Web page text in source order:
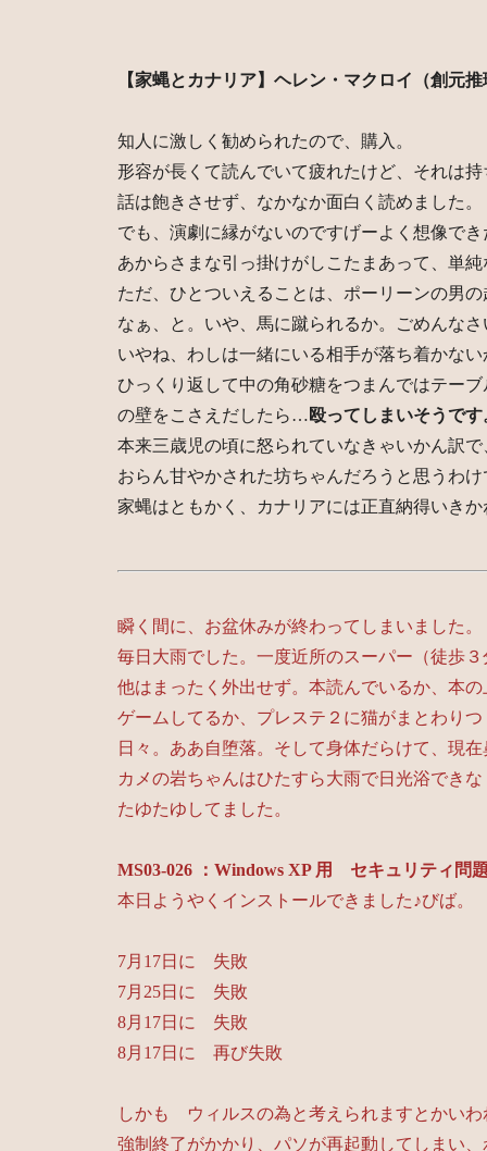
【家蝿とカナリア】ヘレン・マクロイ（創元
知人に激しく勧められたので、購入。
形容が長くて読んでいて疲れたけど、それは
話は飽きさせず、なかなか面白く読めました。
でも、演劇に縁がないのですげーよく想像で
あからさまな引っ掛けがしこたまあって、単
ただ、ひとついえることは、ポーリーンの男
なぁ、と。いや、馬に蹴られるか。ごめんなさ
いやね、わしは一緒にいる相手が落ち着かな
ひっくり返して中の角砂糖をつまんではテー
の壁をこさえだしたら…殴ってしまいそうで
本来三歳児の頃に怒られていなきゃいかん訳
おらん甘やかされた坊ちゃんだろうと思うわ
家蝿はともかく、カナリアには正直納得いき
瞬く間に、お盆休みが終わってしまいました。
毎日大雨でした。一度近所のスーパー（徒歩
他はまったく外出せず。本読んでいるか、本
ゲームしてるか、プレステ２に猫がまとわり
日々。ああ自堕落。そして身体だらけて、現
カメの岩ちゃんはひたすら大雨で日光浴でき
たゆたゆしてました。
MS03-026 ：Windows XP 用 セキュリティ問
本日ようやくインストールできました♪びば。
7月17日に 失敗
7月25日に 失敗
8月17日に 失敗
8月17日に 再び失敗
しかも ウィルスの為と考えられますとかいわ
強制終了がかかり、パソが再起動してしまい、